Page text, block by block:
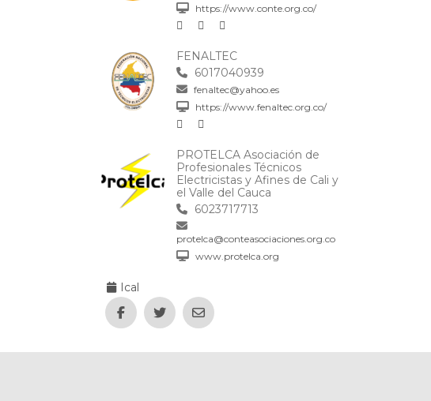
https://www.conte.org.co/
FENALTEC
6017040939
fenaltec@yahoo.es
https://www.fenaltec.org.co/
PROTELCA Asociación de
Profesionales Técnicos
Electricistas y Afines de Cali y
el Valle del Cauca
6023717713
protelca@conteasociaciones.org.co
www.protelca.org
Ical